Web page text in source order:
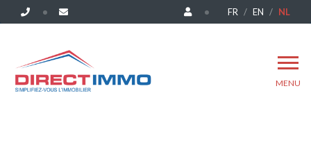
FR EN NL
MENU